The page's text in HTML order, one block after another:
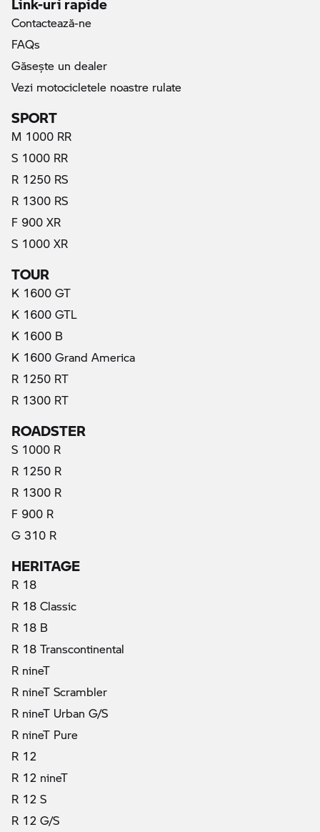
Contactează-ne
FAQs
Găseşte un dealer
Vezi motocicletele noastre rulate
SPORT
M 1000 RR
S 1000 RR
R 1250 RS
R 1300 RS
F 900 XR
S 1000 XR
TOUR
K 1600 GT
K 1600 GTL
K 1600 B
K 1600 Grand America
R 1250 RT
R 1300 RT
ROADSTER
S 1000 R
R 1250 R
R 1300 R
F 900 R
G 310 R
HERITAGE
R 18
R 18 Classic
R 18 B(actual)
R 18 Transcontinental
R nineT
R nineT Scrambler
R nineT Urban G/S
R nineT Pure
R 12
R 12 nineT
R 12 S
R 12 G/S